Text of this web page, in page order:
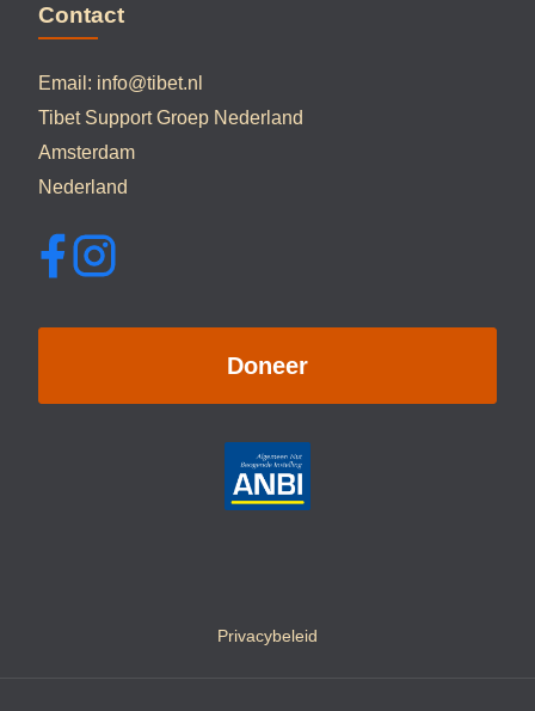
Contact
Email: info@tibet.nl
Tibet Support Groep Nederland
Amsterdam
Nederland
Doneer
Privacybeleid